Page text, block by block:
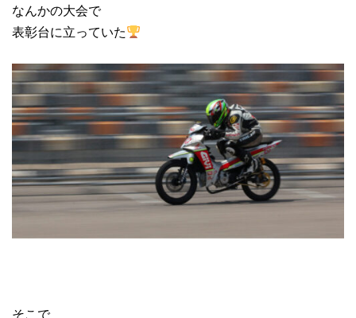
なんかの大会で
表彰台に立っていた
そこで